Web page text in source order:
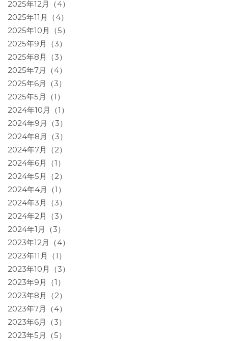
2025年12月（4）
2025年11月（4）
2025年10月（5）
2025年9月（3）
2025年8月（3）
2025年7月（4）
2025年6月（3）
2025年5月（1）
2024年10月（1）
2024年9月（3）
2024年8月（3）
2024年7月（2）
2024年6月（1）
2024年5月（2）
2024年4月（1）
2024年3月（3）
2024年2月（3）
2024年1月（3）
2023年12月（4）
2023年11月（1）
2023年10月（3）
2023年9月（1）
2023年8月（2）
2023年7月（4）
2023年6月（3）
2023年5月（5）